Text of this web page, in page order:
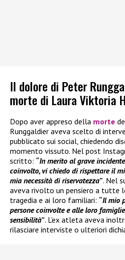
Il dolore di Peter
morte di Laura Viktoria
Dopo aver appreso della morte
Runggaldier aveva scelto di
pubblicato sui social, chiedendo
momento vissuto. Nel post
scritto: “In merito al grave
coinvolto, vi chiedo di rispettare il
mia necessità di riservatezza”. Nel
aveva rivolto un pensiero a tutte
tragedia e ai loro familiari: “Il mio
persone coinvolte e alle loro
sensibilità”. L’ex atleta aveva
rilasciare interviste o ulteriori